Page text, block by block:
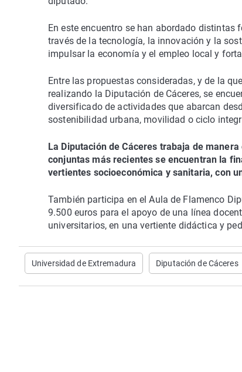
En este encuentro se han abordado
través de la tecnología, la innovación y la
impulsar la economía y el empleo local y
Entre las propuestas consideradas, y de la
realizando la Diputación de Cáceres, se
diversificado de actividades que abarcan
sostenibilidad urbana, movilidad o ciclo
La Diputación de Cáceres trabaja de
conjuntas más recientes se encuentran la
vertientes socioeconómica y sanitaria, con
También participa en el Aula de Flamenco
9.500 euros para el apoyo de una línea
universitarios, en una vertiente didáctica y
Universidad de Extremadura Diputación de Cáceres